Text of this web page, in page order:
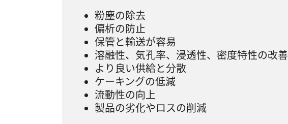
粉塵の除去
偏析の防止
保管と輸送が容易
溶融性、気孔率、浸透性、密度特性の改善
より良い供給と分散
ケーキングの低減
流動性の向上
製品の劣化やロスの削減